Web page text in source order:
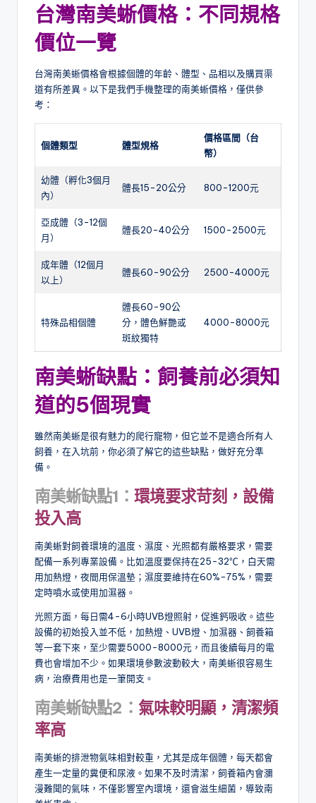
台灣南美蜥價格：不同規格
價位一覽
台灣南美蜥價格會根據個體的年齡、體型、品相以及購買渠
道有所差異。以下是我們手機整理的南美蜥價格，僅供參
考：
個體類型 體型規格
價格區間（台
幣）
幼體（孵化3個月
內）
體長15-20公分 800-1200元
亞成體（3-12個
月）
體長20-40公分 1500-2500元
成年體（12個月
以上）
體長60-90公分 2500-4000元
特殊品相個體
體長60-90公
分，體色鮮艷或
斑紋獨特
4000-8000元
南美蜥缺點：飼養前必須知
道的5個現實
雖然南美蜥是很有魅力的爬行寵物，但它並不是適合所有人
飼養，在入坑前，你必須了解它的這些缺點，做好充分準
備。
南美蜥缺點1 ： 環境要求苛刻，設備
投入高
南美蜥對飼養環境的溫度、濕度、光照都有嚴格要求，需要
配備一系列專業設備。比如溫度要保持在25-32℃，白天需
用加熱燈，夜間用保溫墊；濕度要維持在60%-75%，需要
定時噴水或使用加濕器。
光照方面，每日需4-6小時UVB燈照射，促進鈣吸收。這些
設備的初始投入並不低，加熱燈、UVB燈、加濕器、飼養箱
等一套下來，至少需要5000-8000元，而且後續每月的電
費也會增加不少。如果環境參數波動較大，南美蜥很容易生
病，治療費用也是一筆開支。
南美蜥缺點2 ： 氣味較明顯，清潔頻
率高
南美蜥的排泄物氣味相對較重，尤其是成年個體，每天都會
產生一定量的糞便和尿液。如果不及时清潔，飼養箱內會瀰
漫難聞的氣味，不僅影響室內環境，還會滋生細菌，導致南